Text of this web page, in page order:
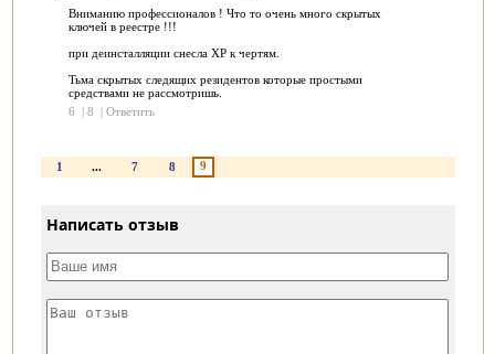
Вниманию профессионалов ! Что то очень много скрытых
ключей в реестре !!!
при деинсталляции снесла XP к чертям.
Тьма скрытых следящих резидентов которые простыми
средствами не рассмотришь.
6
| 8 | Ответить
1 ... 7 8 9
Написать отзыв